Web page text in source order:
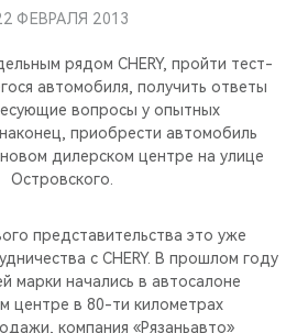
ФЕВРАЛЯ 2013
рядом CHERY, пройти тест-
автомобиля, получить ответы
вопросы у опытных
приобрести автомобиль
дилерском центре на улице
Островского.
представительства это уже
с CHERY. В прошлом году
марки начались в автосалоне
в 80-ти километрах
компания «Рязаньавто»